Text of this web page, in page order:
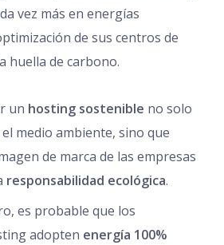
vez más en energías
de sus centros de
huella de carbono.
un hosting sostenible no solo
medio ambiente, sino que
de marca de las empresas
responsabilidad ecológica.
es probable que los
adopten energía 100%